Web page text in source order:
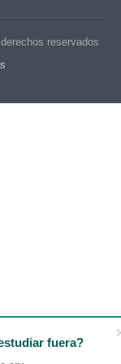
reservados
fuera?